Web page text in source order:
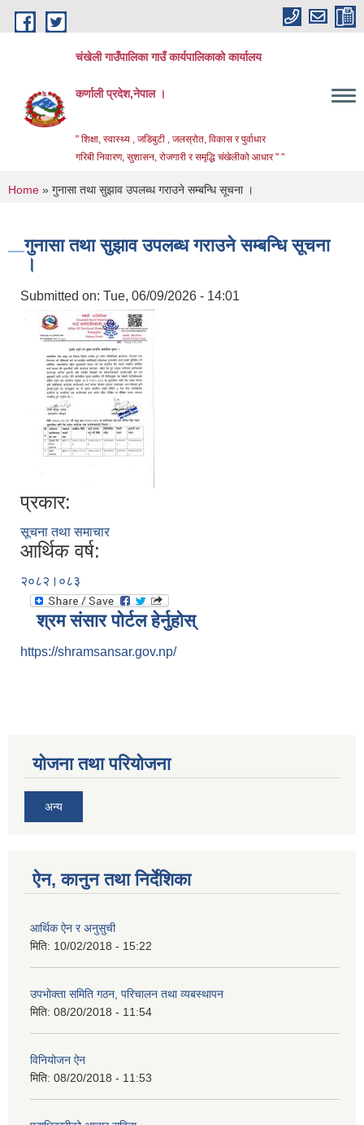
Skip to main content
चंखेली गाउँपालिका गाउँ कार्यपालिकाको कार्यालय
कर्णाली प्रदेश,नेपाल ।
" शिक्षा, स्वास्थ्य , जडिबुटी , जलस्रोत, विकास र पुर्वाधार
गरिबी निवारण, सुशासन, रोजगारी र समृद्धि चंखेलीको आधार " "
You are here
Home » गुनासा तथा सुझाव उपलब्ध गराउने सम्बन्धि सूचना ।
गुनासा तथा सुझाव उपलब्ध गराउने सम्बन्धि सूचना
।
Submitted on: Tue, 06/09/2026 - 14:01
प्रकार:
सूचना तथा समाचार
आर्थिक वर्ष:
२०८२।०८३
श्रम संसार पोर्टल हेर्नुहोस्
https://shramsansar.gov.np/
योजना तथा परियोजना
अन्य
ऐन, कानुन तथा निर्देशिका
आर्थिक ऐन र अनुसुची
मिति: 10/02/2018 - 15:22
उपभोक्ता समिति गठन, परिचालन तथा व्यबस्थापन
मिति: 08/20/2018 - 11:54
विनियोजन ऐन
मिति: 08/20/2018 - 11:53